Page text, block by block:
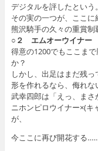
デジタルを評したという。
その実の一つが、ここ
熊沢騎手の久々の重賞制
○２ エムオーウイナー
得意の1200でもここま
か？
しかし、出足はまだ残っ
形を作れるなら、侮れな
武幸四郎は「えっ、まさ
ニホンピロウイナー×(キ
が、
今ここに再び開花する……